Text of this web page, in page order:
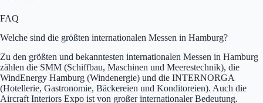
FAQ
Welche sind die größten internationalen Messen in Hamburg?
Zu den größten und bekanntesten internationalen Messen in Hamburg
zählen die SMM (Schiffbau, Maschinen und Meerestechnik), die
WindEnergy Hamburg (Windenergie) und die INTERNORGA
(Hotellerie, Gastronomie, Bäckereien und Konditoreien). Auch die
Aircraft Interiors Expo ist von großer internationaler Bedeutung.